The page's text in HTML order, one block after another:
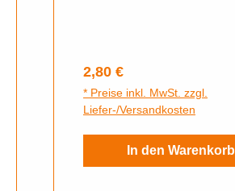
Regulärer Preis:
2,80 €
* Preise inkl. MwSt. zzgl.
Liefer-/Versandkosten
In den Warenkorb